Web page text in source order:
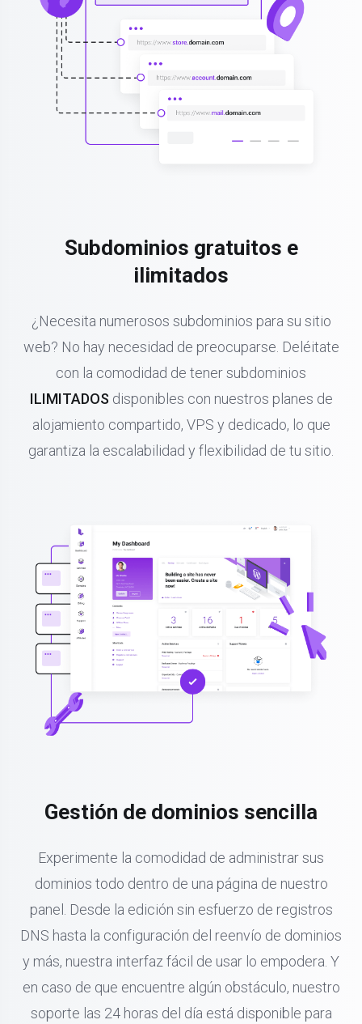
Subdominios gratuitos e
ilimitados
¿Necesita numerosos subdominios para su sitio
web? No hay necesidad de preocuparse. Deléitate
con la comodidad de tener subdominios
ILIMITADOS disponibles con nuestros planes de
alojamiento compartido, VPS y dedicado, lo que
garantiza la escalabilidad y flexibilidad de tu sitio.
Gestión de dominios sencilla
Experimente la comodidad de administrar sus
dominios todo dentro de una página de nuestro
panel. Desde la edición sin esfuerzo de registros
DNS hasta la configuración del reenvío de dominios
y más, nuestra interfaz fácil de usar lo empodera. Y
en caso de que encuentre algún obstáculo, nuestro
soporte las 24 horas del día está disponible para